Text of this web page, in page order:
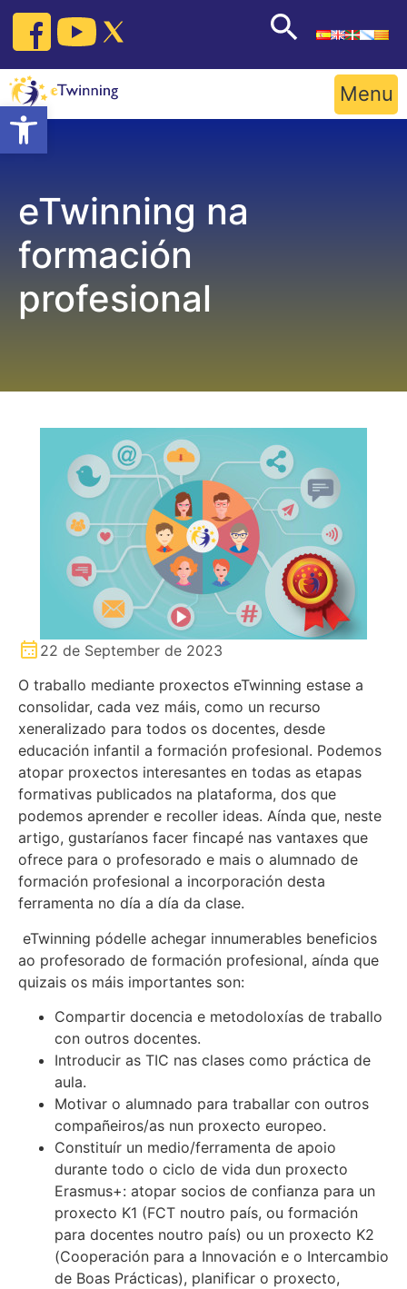
Open toolbar
Skip
content
Menu
eTwinning na
formación
profesional
22 de September de 2023
O traballo mediante proxectos eTwinning estase a
consolidar, cada vez máis, como un recurso
xeneralizado para todos os docentes, desde
educación infantil a formación profesional. Podemos
atopar proxectos interesantes en todas as etapas
formativas publicados na plataforma, dos que
podemos aprender e recoller ideas. Aínda que, neste
artigo, gustaríanos facer fincapé nas vantaxes que
ofrece para o profesorado e mais o alumnado de
formación profesional a incorporación desta
ferramenta no día a día da clase.
eTwinning pódelle achegar innumerables beneficios
ao profesorado de formación profesional, aínda que
quizais os máis importantes son:
Compartir docencia e metodoloxías de traballo
con outros docentes.
Introducir as TIC nas clases como práctica de
aula.
Motivar o alumnado para traballar con outros
compañeiros/as nun proxecto europeo.
Constituír un medio/ferramenta de apoio
durante todo o ciclo de vida dun proxecto
Erasmus+: atopar socios de confianza para un
proxecto K1 (FCT noutro país, ou formación
para docentes noutro país) ou un proxecto K2
(Cooperación para a Innovación e o Intercambio
de Boas Prácticas), planificar o proxecto,